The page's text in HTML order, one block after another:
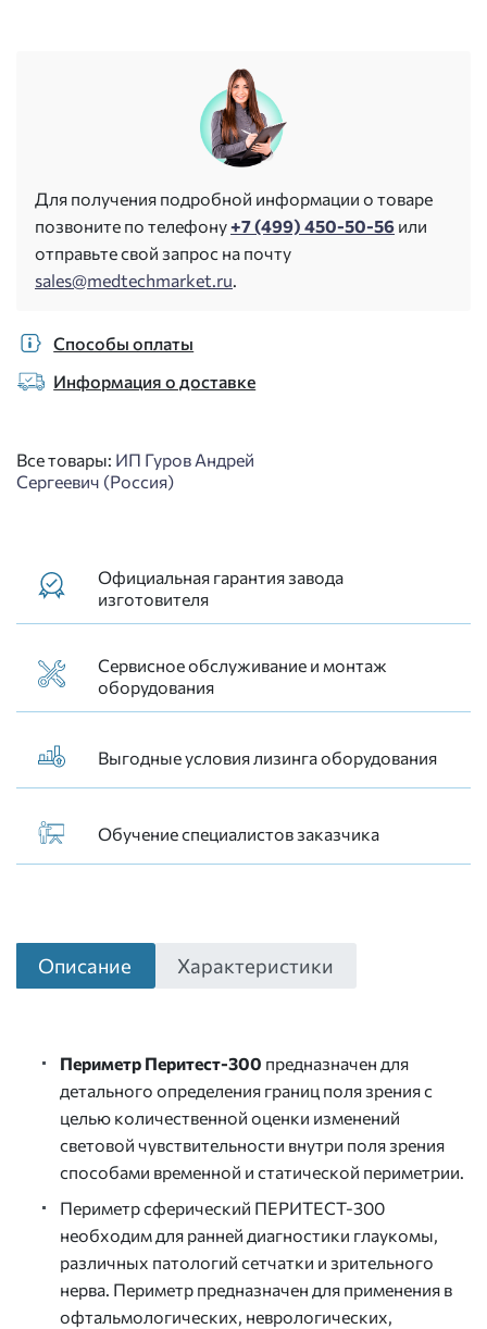
Для получения подробной информации о товаре
позвоните по телефону+7 (499) 450-50-56 или
отправьте свой запрос на почту
sales@medtechmarket.ru.
Способы оплаты
Информация о доставке
Все товары: ИП Гуров Андрей
Сергеевич (Россия)
Официальная гарантия завода
изготовителя
Сервисное обслуживание и монтаж
оборудования
Выгодные условия лизинга оборудования
Обучение специалистов заказчика
Описание Характеристики
Периметр Перитест-300 предназначен для
детального определения границ поля зрения с
целью количественной оценки изменений
световой чувствительности внутри поля зрения
способами временной и статической периметрии.
Периметр сферический ПЕРИТЕСТ-300
необходим для ранней диагностики глаукомы,
различных патологий сетчатки и зрительного
нерва. Периметр предназначен для применения в
офтальмологических, неврологических,